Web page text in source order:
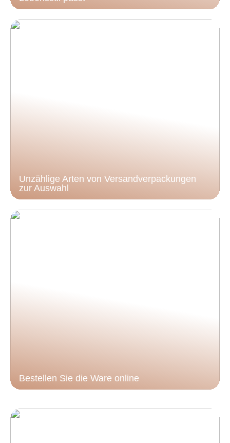
Unzählige Arten von Versandverpackungen
zur Auswahl
Bestellen Sie die Ware online